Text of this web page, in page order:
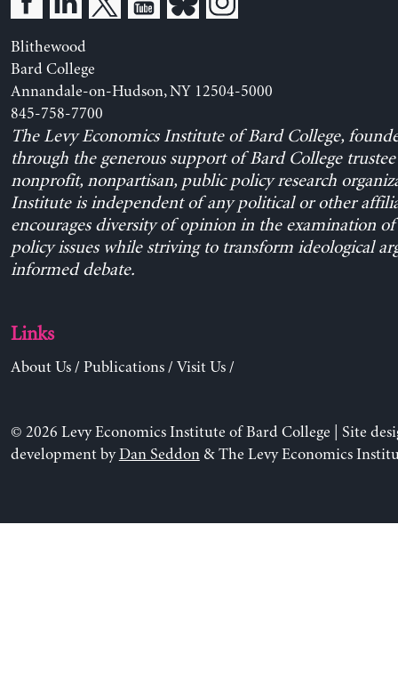
Blithewood
Bard College
Annandale-on-Hudson, NY 12504-5000
845-758-7700
The Levy Economics Institute of Bard College,
through the generous support of Bard College trustee
nonprofit, nonpartisan, public policy research
Institute is independent of any political or other
encourages diversity of opinion in the examination
policy issues while striving to transform ideological
informed debate.
Links
About Us/ Publications/ Visit Us/
© 2026 Levy Economics Institute of Bard College | Site
development byDan Seddon& The Levy Economics